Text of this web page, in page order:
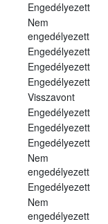
Engedélyezett
Nem
engedélyezett
Engedélyezett
Engedélyezett
Engedélyezett
Visszavont
Engedélyezett
Engedélyezett
Engedélyezett
Nem
engedélyezett
Engedélyezett
Nem
engedélyezett